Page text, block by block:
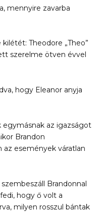
mennyire zavarba
Theodore „Theo”
szerelme ötven évvel
hogy Eleanor anyja
az igazságot
Brandon
események váratlan
Brandonnal
hogy ő volt a
milyen rosszul bántak